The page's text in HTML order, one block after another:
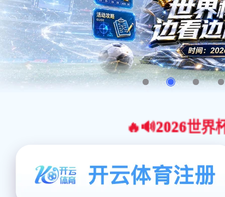
🔥🔊2026世界杯官网